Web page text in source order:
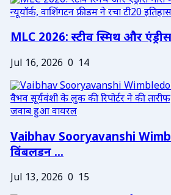
MLC 2026: स्टीव स्मिथ और
Jul 16, 2026 0 14
Vaibhav Sooryavanshi
विंबलडन ...
Jul 13, 2026 0 15